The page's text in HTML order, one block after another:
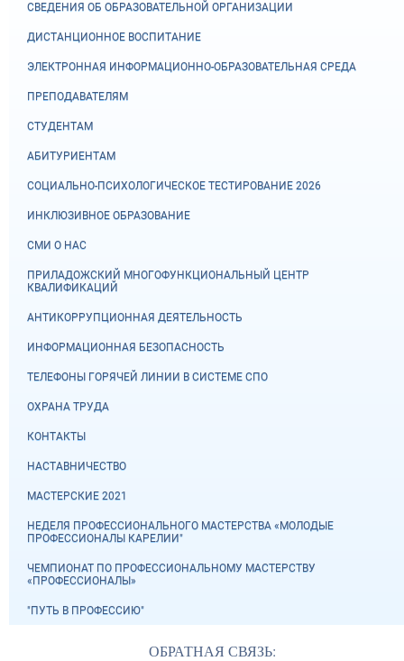
СВЕДЕНИЯ ОБ ОБРАЗОВАТЕЛЬНОЙ ОРГАНИЗАЦИИ
ДИСТАНЦИОННОЕ ВОСПИТАНИЕ
ЭЛЕКТРОННАЯ ИНФОРМАЦИОННО-ОБРАЗОВАТЕЛЬНАЯ СРЕДА
ПРЕПОДАВАТЕЛЯМ
СТУДЕНТАМ
АБИТУРИЕНТАМ
СОЦИАЛЬНО-ПСИХОЛОГИЧЕСКОЕ ТЕСТИРОВАНИЕ 2026
ИНКЛЮЗИВНОЕ ОБРАЗОВАНИЕ
СМИ О НАС
ПРИЛАДОЖСКИЙ МНОГОФУНКЦИОНАЛЬНЫЙ ЦЕНТР
КВАЛИФИКАЦИЙ
АНТИКОРРУПЦИОННАЯ ДЕЯТЕЛЬНОСТЬ
ИНФОРМАЦИОННАЯ БЕЗОПАСНОСТЬ
ТЕЛЕФОНЫ ГОРЯЧЕЙ ЛИНИИ В СИСТЕМЕ СПО
ОХРАНА ТРУДА
КОНТАКТЫ
НАСТАВНИЧЕСТВО
МАСТЕРСКИЕ 2021
НЕДЕЛЯ ПРОФЕССИОНАЛЬНОГО МАСТЕРСТВА «МОЛОДЫЕ
ПРОФЕССИОНАЛЫ КАРЕЛИИ"
ЧЕМПИОНАТ ПО ПРОФЕССИОНАЛЬНОМУ МАСТЕРСТВУ
«ПРОФЕССИОНАЛЫ»
"ПУТЬ В ПРОФЕССИЮ"
ОБРАТНАЯ СВЯЗЬ: